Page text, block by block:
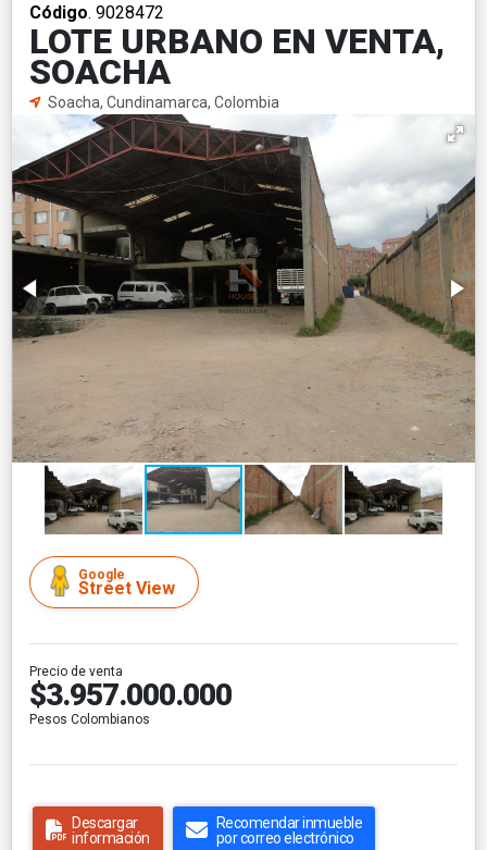
Código. 9028472
LOTE URBANO EN VENTA,
SOACHA
Soacha, Cundinamarca, Colombia
Google
Street View
Precio de venta
$3.957.000.000
Pesos Colombianos
Descargar
información
Recomendar inmueble
por correo electrónico